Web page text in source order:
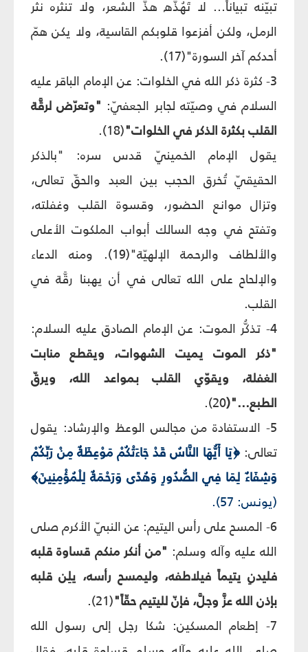
تبيّنه تبياناً... لا تَهُذَّه هذَّ الشعر، ولا تنثره نثر
الرمل، ولكن أفزعوا قلوبكم القاسية، ولا يكن همّ
أحدكم آخر السورة"(17).
3- كثرة ذكر الله في الخلوات: عن الإمام الباقر عليه
السلام في وصيّته لجابر الجعفيّ: "وتعرّض لرقَّة
القلب بكثرة الذكر في الخلوات"(18).
يقول الإمام الخمينيّ قدس سره: "بالذكر
الحقيقيّ تُخرق الحجب بين العبد والحقّ تعالى،
وتزال موانع الحضور، وقسوة القلب وغفلته،
وتفتح في وجه السالك أبواب الملكوت الأعلى
والألطاف والرحمة الإلهيّة"(19). ومنه الدعاء
والإلحاح على الله تعالى في أن يهبنا رقَّة في
القلب.
4- تذكُّر الموت: عن الإمام الصادق عليه السلام:
"ذكر الموت يميت الشهوات، ويقطع منابت
الغفلة، ويقوّي القلب بمواعد الله، ويرقّ
الطبع..."(20).
5- الاستفادة من مجالس الوعظ والإرشاد: يقول
تعالى: ﴿يَا أَيُّهَا النَّاسُ قَدْ جَاءَتْكُمْ مَوْعِظَةٌ مِنْ رَبِّكُمْ
وَشِفَاءٌ لِمَا فِي الصُّدُورِ وَهُدًى وَرَحْمَةٌ لِلْمُؤْمِنِينَ﴾
(يونس: 57).
6- المسح على رأس اليتيم: عن النبيّ الأكرم صلى
الله عليه وآله وسلم: "من أنكر منكم قساوة قلبه
فليدنِ يتيماً فيلاطفه، وليمسح رأسه، يلِن قلبه
بإذن الله عزَّ وجلَّ، فإنّ لليتيم حقّاً"(21).
7- إطعام المسكين: شكا رجل إلى رسول الله